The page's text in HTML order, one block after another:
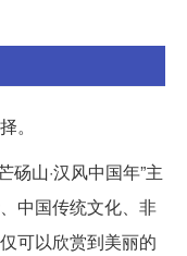
。
砀山·汉风中国年”主
中国传统文化、非
可以欣赏到美丽的